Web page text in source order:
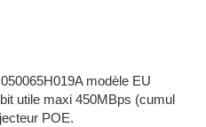
modèle EU
utile maxi 450MBps (cumul
POE.